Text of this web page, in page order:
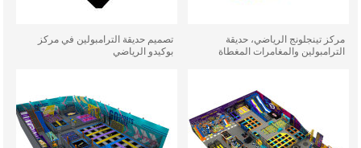
مركز تينجلونج الرياضي، حديقة
الترامبولين والمغامرات المغطاة
تصميم حديقة الترامبولين في مركز
بوكيدو الرياضي